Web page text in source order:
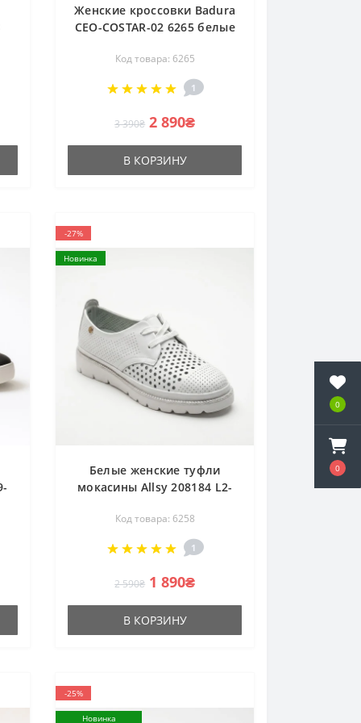
0
0
Женские кроссовки Badura
CEO-COSTAR-02 6265 белые
от польского бренда
Код товара: 6265
1
3 390₴ 2 890₴
В КОРЗИНУ
-27%
Новинка
Белые женские туфли
мокасины Allsy 208184 L2-
натуральной кожи с
перфорацией
Код товара: 6258
1
2 590₴ 1 890₴
В КОРЗИНУ
-25%
Новинка